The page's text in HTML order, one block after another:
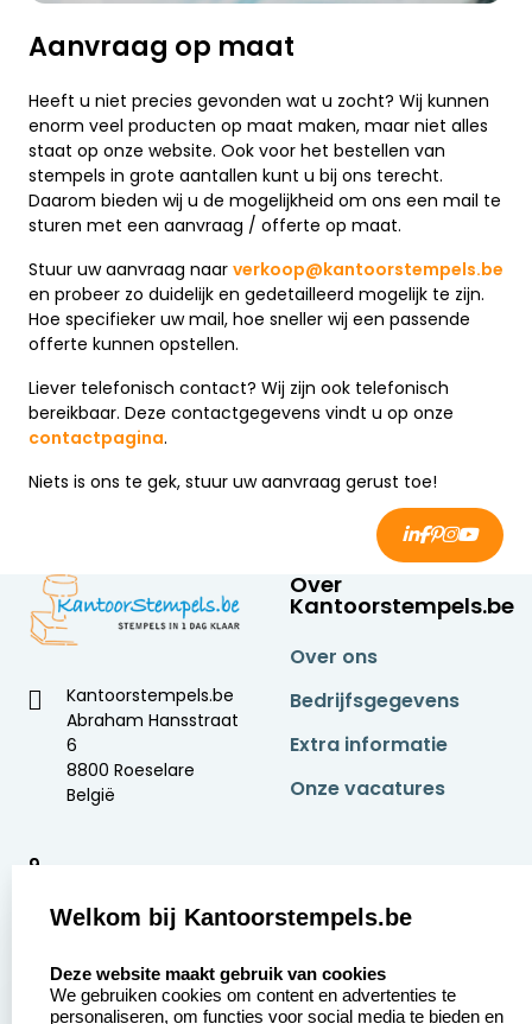
Aanvraag op maat
Heeft u niet precies gevonden wat u zocht? Wij kunnen
enorm veel producten op maat maken, maar niet alles
staat op onze website. Ook voor het bestellen van
stempels in grote aantallen kunt u bij ons terecht.
Daarom bieden wij u de mogelijkheid om ons een mail te
sturen met een aanvraag / offerte op maat.
Stuur uw aanvraag naar verkoop@kantoorstempels.be
en probeer zo duidelijk en gedetailleerd mogelijk te zijn.
Hoe specifieker uw mail, hoe sneller wij een passende
offerte kunnen opstellen.
Liever telefonisch contact? Wij zijn ook telefonisch
bereikbaar. Deze contactgegevens vindt u op onze
contactpagina.
Niets is ons te gek, stuur uw aanvraag gerust toe!
Kantoorstempels.be
Abraham Hansstraat
6
8800 Roeselare
België
9
Over
Kantoorstempels.be
Over ons
Bedrijfsgegevens
Extra informatie
Onze vacatures
Aanvraag op maat Contact opnemen
Welkom bij Kantoorstempels.be
Deze website maakt gebruik van cookies
We gebruiken cookies om content en advertenties te
personaliseren, om functies voor social media te bieden en